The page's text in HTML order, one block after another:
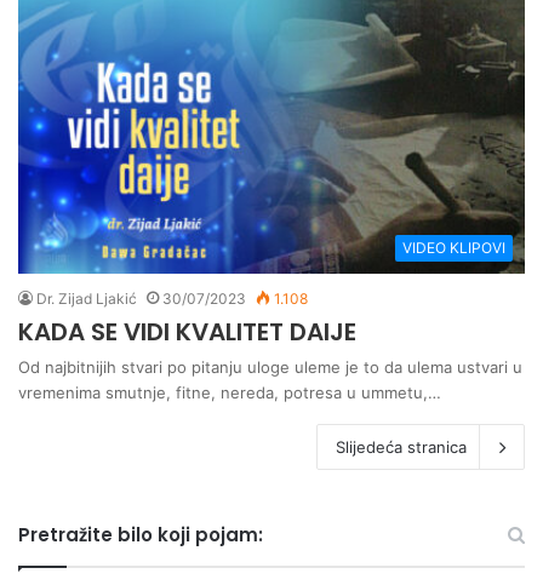
VIDEO KLIPOVI
Dr. Zijad Ljakić 30/07/2023 1.108
KADA SE VIDI KVALITET DAIJE
Od najbitnijih stvari po pitanju uloge uleme je to da ulema ustvari u
vremenima smutnje, fitne, nereda, potresa u ummetu,…
Slijedeća stranica
Pretražite bilo koji pojam: